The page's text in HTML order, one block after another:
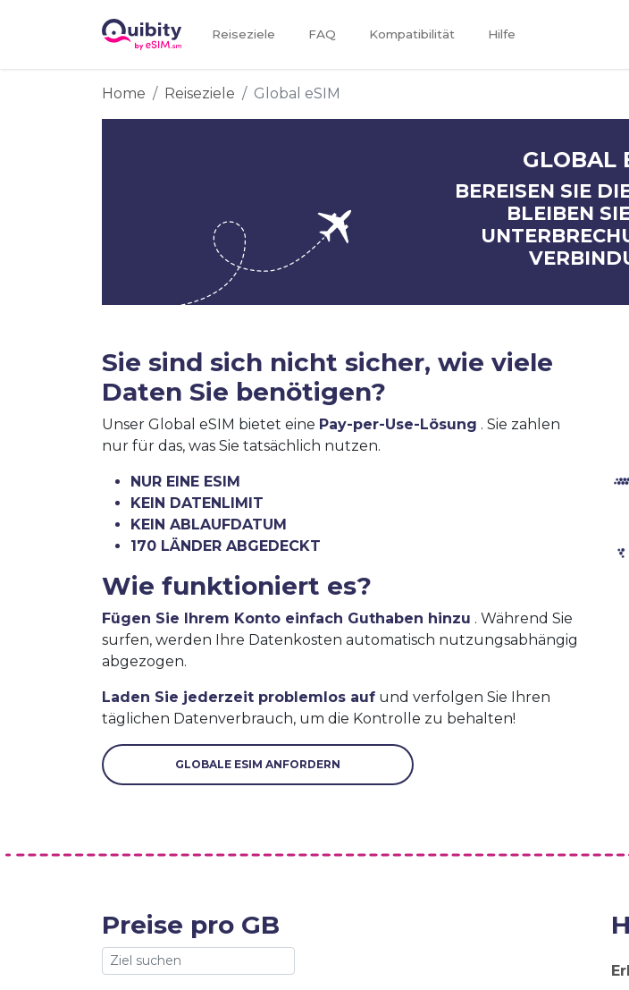
Reiseziele FAQ Kompatibilität Hilfe
Home Reiseziele Global eSIM
GLOBAL
BEREISEN SIE
BLEIBEN
Sie sind sich nicht sicher, wie viele
Daten Sie benötigen?
Unser Global eSIM bietet eine Pay-per-Use-Lösung . Sie zahlen
nur für das, was Sie tatsächlich nutzen.
NUR EINE ESIM
KEIN DATENLIMIT
KEIN ABLAUFDATUM
170 LÄNDER ABGEDECKT
Wie funktioniert es?
Fügen Sie Ihrem Konto einfach Guthaben hinzu . Während Sie
surfen, werden Ihre Datenkosten automatisch nutzungsabhängig
abgezogen.
Laden Sie jederzeit problemlos auf und verfolgen Sie Ihren
täglichen Datenverbrauch, um die Kontrolle zu behalten!
GLOBALE ESIM ANFORDERN
Preise pro GB